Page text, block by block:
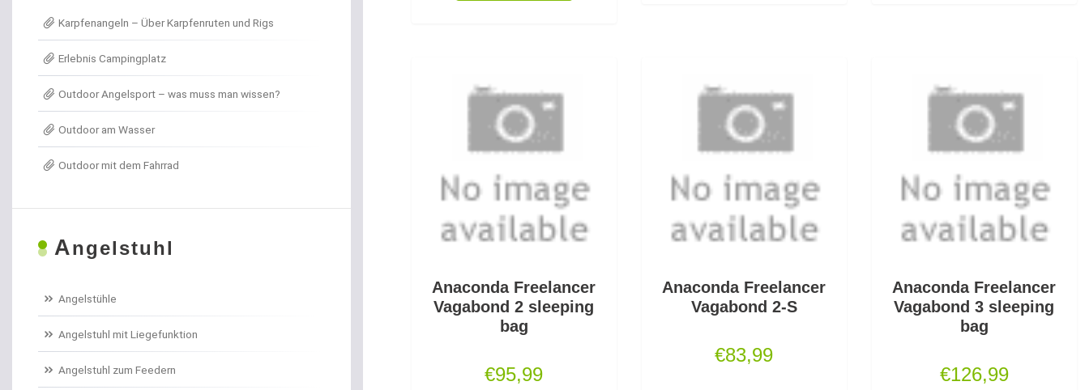
Anaconda Freelancer
Vagabond 2 sleeping
bag
€95,99
Anaconda Freelancer
Vagabond 2-S
€83,99
Anaconda Freelancer
Vagabond 3 sleeping
bag
€126,99
Angel- / Jagd- & Outdoormesser
Angelkoffer
Angelrollen für das Forellenangeln
Angelschnur Dorsch
Angelschnur Feedern
Karpfenangeln – Über Karpfenruten und Rigs
Erlebnis Campingplatz
Outdoor Angelsport – was muss man wissen?
Outdoor am Wasser
Outdoor mit dem Fahrrad
Angelstuhl
Angelstühle
Angelstuhl mit Liegefunktion
Angelstuhl zum Feedern